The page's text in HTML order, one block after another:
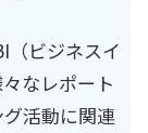
（ビジネスイ
なレポート
活動に関連